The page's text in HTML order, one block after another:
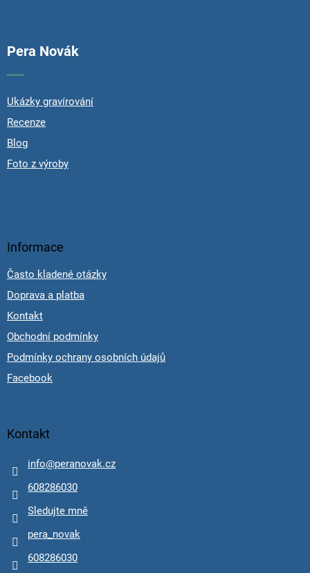
Pera Novák
Ukázky gravírování
Recenze
Blog
Foto z výroby
Informace
Často kladené otázky
Doprava a platba
Kontakt
Obchodní podmínky
Podmínky ochrany osobních údajů
Facebook
Kontakt
info@peranovak.cz
608286030
Sledujte mně
pera_novak
608286030